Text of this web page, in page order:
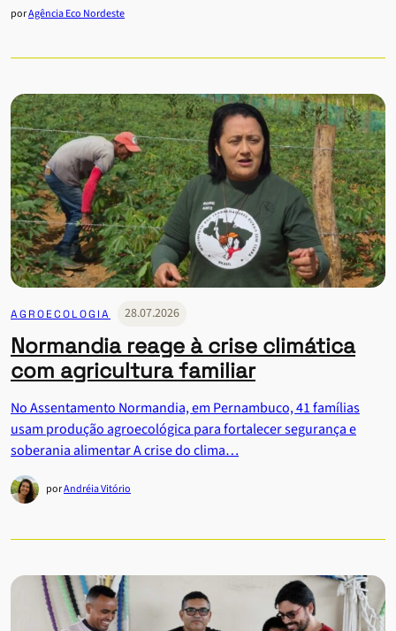
porAgência Eco Nordeste
AGROECOLOGIA 28.07.2026
Normandia reage à crise climática
com agricultura familiar
No Assentamento Normandia, em Pernambuco, 41 famílias
usam produção agroecológica para fortalecer segurança e
soberania alimentar A crise do clima…
porAndréia Vitório